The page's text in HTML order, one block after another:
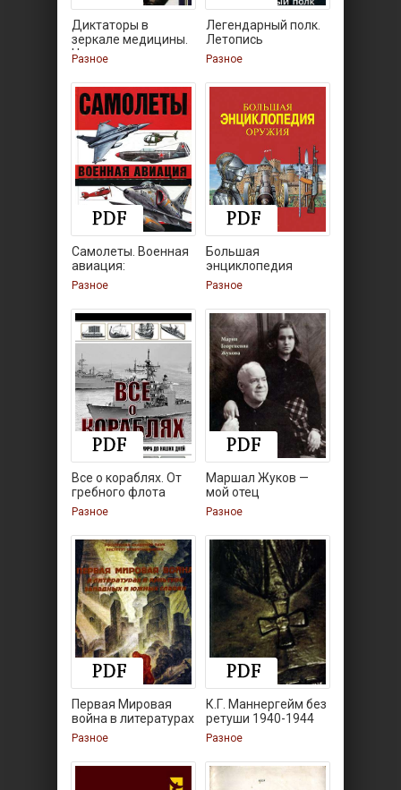
Диктаторы в
зеркале медицины.
Наполеон,
Разное
Легендарный полк.
Летопись
Разное
Самолеты. Военная
авиация:
энциклопедия
Разное
Большая
энциклопедия
оружия
Разное
Все о кораблях. От
гребного флота
Разное
Маршал Жуков —
мой отец
Разное
Первая Мировая
война в литературах
иРазное
К.Г. Маннергейм без
ретуши 1940-1944
гт.
Разное